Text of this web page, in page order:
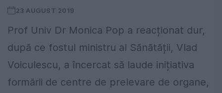
23 AUGUST 2019
Prof Univ Dr Monica Pop a reacționat dur,
după ce fostul ministru al Sănătății, Vlad
Voiculescu, a încercat să laude inițiativa
formării de centre de prelevare de organe,